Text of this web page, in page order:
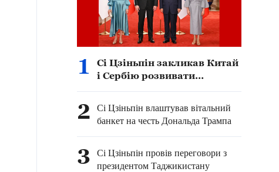
1
Сі Цзіньпін закликав Китай
і Сербію розвивати
2 Сі Цзіньпін влаштував вітальний
банкет на честь Дональда Трампа
3 Сі Цзіньпін провів переговори з
президентом Таджикистану